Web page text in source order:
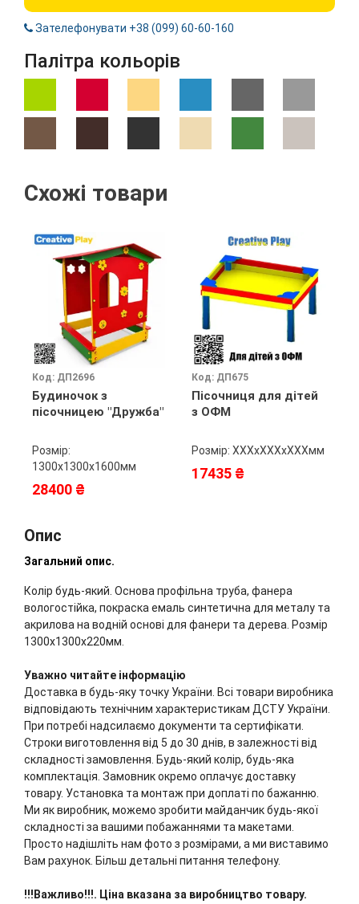
Зателефонувати +38 (099) 60-60-160
Палітра кольорів
Схожі товари
Код: ДП2696
Будиночок з
пісочницею "Дружба"
Розмір:
1300х1300х1600мм
28400 ₴
Код: ДП675
Пісочниця для дітей
з ОФМ
Розмір: ХХХхХХХхХХХмм
17435 ₴
Опис
Загальний опис.
Колір будь-який. Основа профільна труба, фанера
вологостійка, покраска емаль синтетична для металу та
акрилова на водній основі для фанери та дерева. Розмір
1300х1300х220мм.
Уважно читайте інформацію
Доставка в будь-яку точку України. Всі товари виробника
відповідають технічним характеристикам ДСТУ України.
При потребі надсилаємо документи та сертифікати.
Строки виготовлення від 5 до 30 днів, в залежності від
складності замовлення. Будь-який колір, будь-яка
комплектація. Замовник окремо оплачує доставку
товару. Установка та монтаж при доплаті по бажанню.
Ми як виробник, можемо зробити майданчик будь-якої
складності за вашими побажаннями та макетами.
Просто надішліть нам фото з розмірами, а ми виставимо
Вам рахунок. Більш детальні питання телефону.
!!!Важливо!!!. Ціна вказана за виробництво товару.